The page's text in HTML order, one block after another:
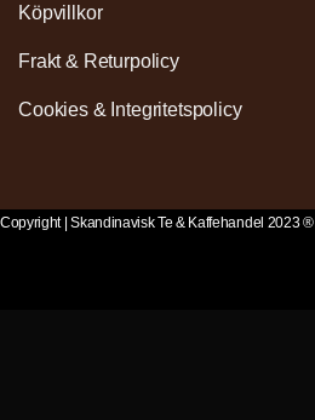
Köpvillkor
Frakt & Returpolicy
Cookies & Integritetspolicy
Copyright | Skandinavisk Te & Kaffehandel 2023 ®